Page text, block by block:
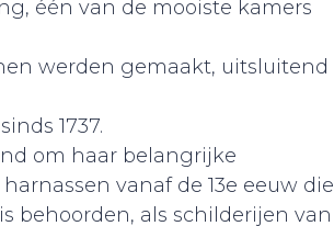
één van de mooiste kamers
werden gemaakt, uitsluitend
1737.
om haar belangrijke
vanaf de 13e eeuw die
behoorden, als schilderijen van